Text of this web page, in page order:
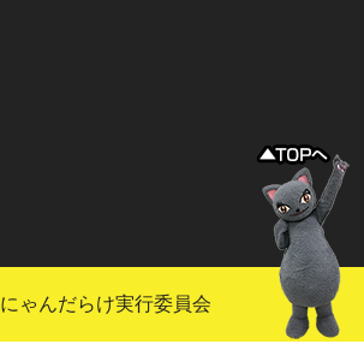
ゃんだらけ実行委員会